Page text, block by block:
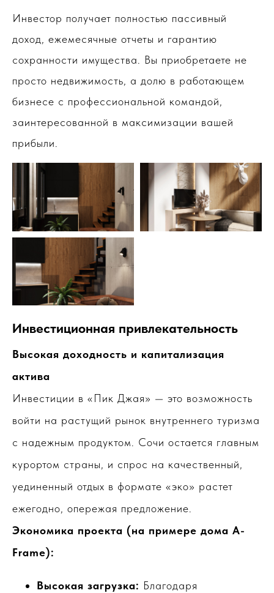
Инвестор получает полностью пассивный
доход, ежемесячные отчеты и гарантию
сохранности имущества. Вы приобретаете не
просто недвижимость, а долю в работающем
бизнесе с профессиональной командой,
заинтересованной в максимизации вашей
прибыли.
Инвестиционная привлекательность
Высокая доходность и капитализация
актива
Инвестиции в «Пик Джая» — это возможность
войти на растущий рынок внутреннего туризма
с надежным продуктом. Сочи остается главным
курортом страны, и спрос на качественный,
уединенный отдых в формате «эко» растет
ежегодно, опережая предложение.
Экономика проекта (на примере дома A-
Frame):
Высокая загрузка: Благодаря